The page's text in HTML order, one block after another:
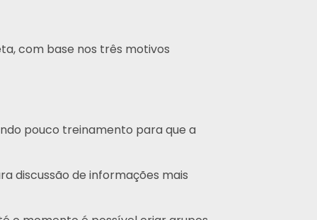
com base nos três motivos
pouco treinamento para que a
discussão de informações mais